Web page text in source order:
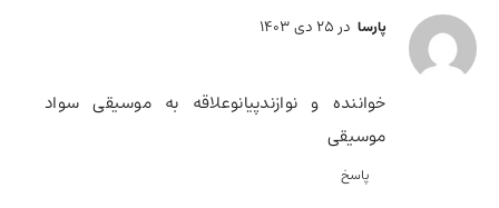
پارسا در 25 دی 1403
خواننده و نوازندپیانوعلاقه به موسیقی سواد
موسیقی
پاسخ